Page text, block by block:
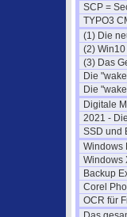
SCP =
TYPO3
(1) Die
(2)
(3) Das
Die
Die
Digitale
2021 -
SSD und
Windows
Windows
Backup
Corel
OCR für